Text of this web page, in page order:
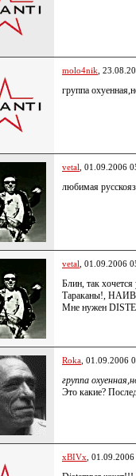
molo4nik ,
группа
vetal , 01.09.2006
любимая
vetal , 01.09.2006
Блин, так
Тараканы!,
Мне нужен
Roka , 01.09.2006
группа
Это какие?
xBIVx ,